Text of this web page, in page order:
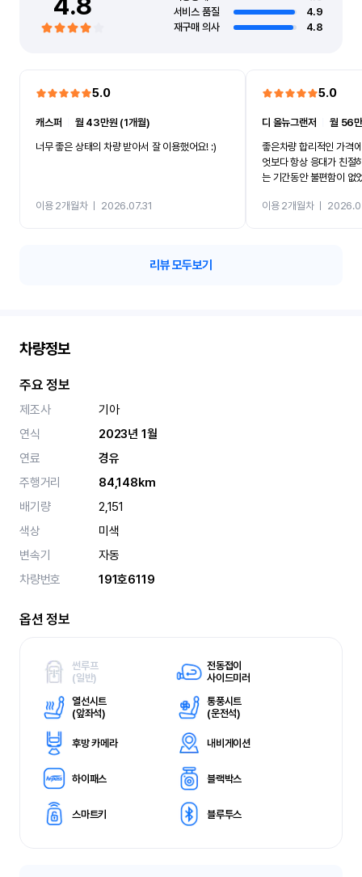
서비스 품질
4.9
재구매 의사
4.8
5.0
캐스퍼
월 43만원 (1개월)
너무 좋은 상태의 차량 받아서 잘 이용했어요! :)
이용 2개월차ㅣ 2026.07.31
5.0
디 올뉴그랜저 ㅣ월 56
좋은차량 합리적인 가격
엇보다 항상 응대가 친절
는 기간동안 불편함이 없
카 렌트 고민없이 강추합
이용 2개월차ㅣ
리뷰 모두보기
차량정보
주요 정보
제조사
기아
연식
2023년 1월
연료
경유
주행거리
84,148km
배기량
2,151
색상
미색
변속기
자동
차량번호
191호6119
옵션 정보
썬루프
(일반)
전동접이
사이드미러
열선시트
(앞좌석)
통풍시트
(운전석)
후방 카메라 내비게이션
하이패스 블랙박스
스마트키 블루투스